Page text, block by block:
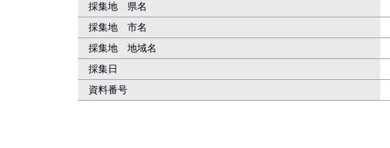
採集地 県名
採集地 市名
採集地 地域名
採集日
資料番号